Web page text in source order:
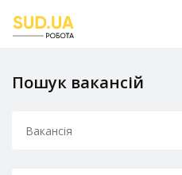
Пошук вакансій